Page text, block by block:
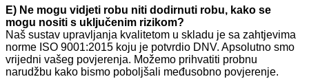
E) Ne mogu vidjeti robu niti dodirnuti robu, kako se
mogu nositi s uključenim rizikom?
Naš sustav upravljanja kvalitetom u skladu je sa zahtjevima
norme ISO 9001:2015 koju je potvrdio DNV. Apsolutno smo
vrijedni vašeg povjerenja. Možemo prihvatiti probnu
narudžbu kako bismo poboljšali međusobno povjerenje.